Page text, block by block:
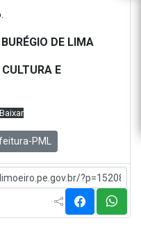
DE LIMA
E
Baixar
PML